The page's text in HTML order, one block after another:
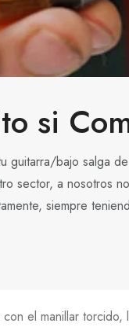
si
guitarra/bajo salga
sector, a nosotros
siempre
el manillar